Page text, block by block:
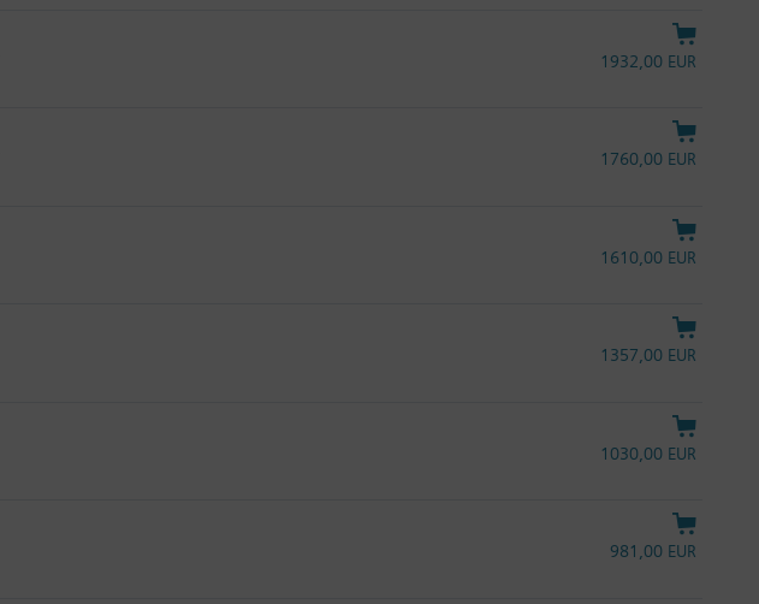
1932,00 EUR
1760,00 EUR
1610,00 EUR
1357,00 EUR
1030,00 EUR
981,00 EUR